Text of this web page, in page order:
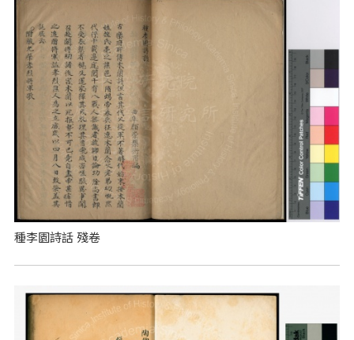
種李園詩話 殘卷